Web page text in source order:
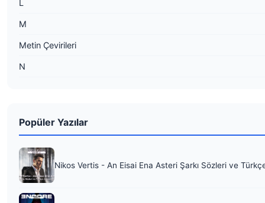
L
M
Metin Çevirileri
N
Popüler Yazılar
Nikos Vertis - An Eisai Ena Asteri Şarkı Sözleri ve